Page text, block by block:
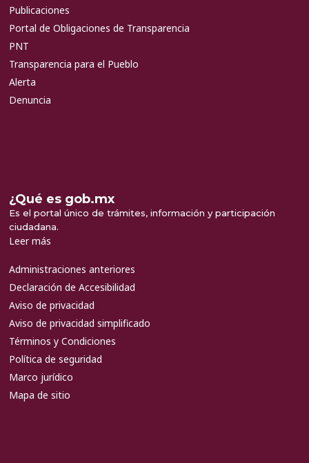
Publicaciones
Portal de Obligaciones de Transparencia
PNT
Transparencia para el Pueblo
Alerta
Denuncia
¿Qué es gob.mx
Es el portal único de trámites, información y participación
ciudadana.
Leer más
Administraciones anteriores
Declaración de Accesibilidad
Aviso de privacidad
Aviso de privacidad simplificado
Términos y Condiciones
Política de seguridad
Marco jurídico
Mapa de sitio